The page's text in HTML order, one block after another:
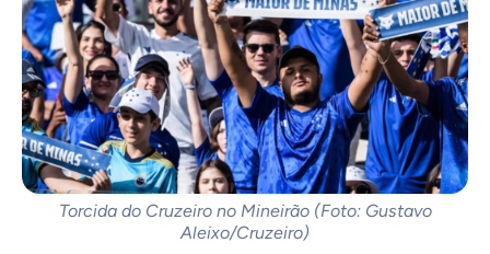
Torcida do Cruzeiro no Mineirão (Foto: Gustavo
Aleixo/Cruzeiro)